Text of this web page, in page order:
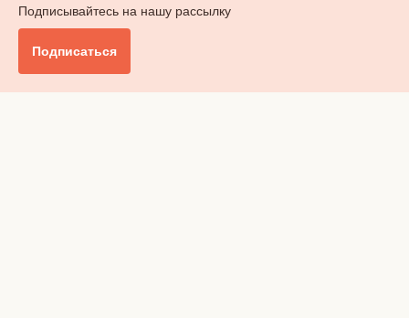
Подписывайтесь на нашу рассылку
Подписаться